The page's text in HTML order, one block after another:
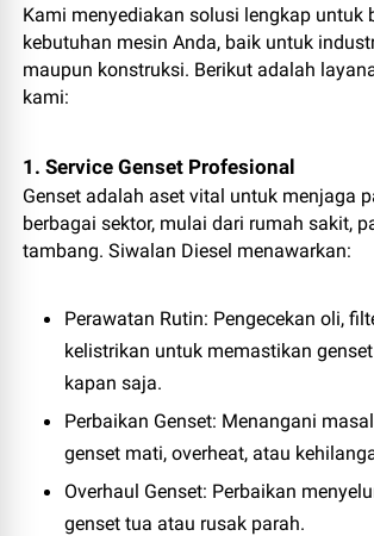
Kami menyediakan solusi lengkap untuk
kebutuhan mesin Anda, baik untuk
maupun konstruksi. Berikut adalah
kami:
1. Service Genset Profesional
Genset adalah aset vital untuk menjaga
berbagai sektor, mulai dari rumah sakit,
tambang. Siwalan Diesel menawarkan:
Perawatan Rutin: Pengecekan oli,
kelistrikan untuk memastikan
kapan saja.
Perbaikan Genset: Menangani
genset mati, overheat, atau
Overhaul Genset: Perbaikan
genset tua atau rusak parah.